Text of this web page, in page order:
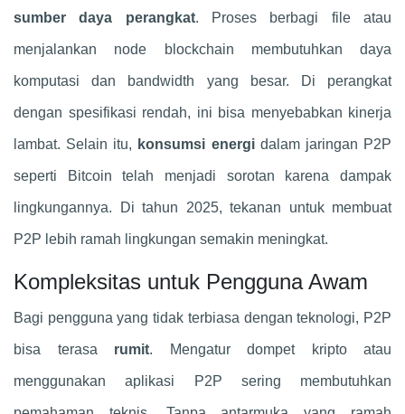
sumber daya perangkat. Proses berbagi file atau
menjalankan node blockchain membutuhkan daya
komputasi dan bandwidth yang besar. Di perangkat
dengan spesifikasi rendah, ini bisa menyebabkan kinerja
lambat. Selain itu, konsumsi energidalam jaringan P2P
seperti Bitcoin telah menjadi sorotan karena dampak
lingkungannya. Di tahun 2025, tekanan untuk membuat
P2P lebih ramah lingkungan semakin meningkat.
Kompleksitas untuk Pengguna Awam
Bagi pengguna yang tidak terbiasa dengan teknologi, P2P
bisa terasa rumit. Mengatur dompet kripto atau
menggunakan aplikasi P2P sering membutuhkan